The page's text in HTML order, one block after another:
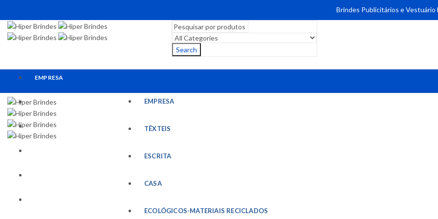
Brindes Publicitários e Vestuário
Search
EMPRESA
TÊXTEIS
ESCRITA
EMPRESA
TÊXTEIS
ESCRITA
CASA
ECOLÓGICOS-MATERIAIS RECICLADOS